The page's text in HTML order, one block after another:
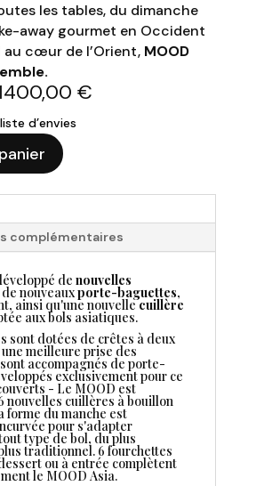
les tables, du dimanche
away gourmet en Occident
cœur de l’Orient, MOOD
prix
était :
€.
€Le
d’envies
complémentaires
de nouvelles
nouveauxporte-baguettes,
ainsi qu'une nouvellecuillère
aux bols asiatiques.
sont dotées de crêtes à deux
meilleure prise des
accompagnés de porte-
exclusivement pour ce
- Le MOOD est
nouvelles cuillères à bouillon
forme du manche est
pour s'adapter
type de bol, du plus
traditionnel. 6 fourchettes
ou à entrée complètent
le MOOD Asia.